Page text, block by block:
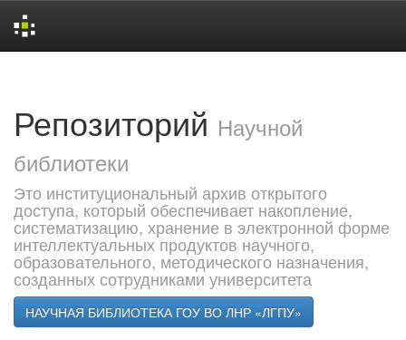
Репозиторий Научной
библиотеки
Это институциональный архив открытого
доступа, который обеспечивает накопление,
систематизацию, хранение в электронной форме
интеллектуальных продуктов научного,
образовательного, методического назначения,
созданных сотрудниками университета
НАУЧНАЯ БИБЛИОТЕКА ГОУ ВО ЛНР «ЛГПУ»